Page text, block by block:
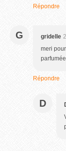
Répondre
G gridelle
meri
Répondre
D